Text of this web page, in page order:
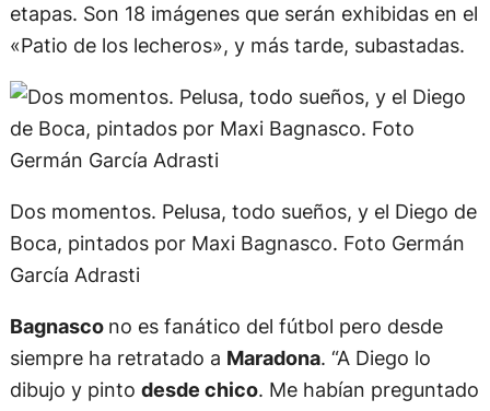
pasado,Diego Armando Maradonaes visto como
un emblema de los argentinos.
En un homenaje, el artistaMaximiliano
Bagnascopintó 18 cuadros que representan la
vida deDiego Armando Maradona
«Patio de los lecheros», y más tarde, subastadas.
Dos momentos. Pelusa, todo sueños, y el Diego de